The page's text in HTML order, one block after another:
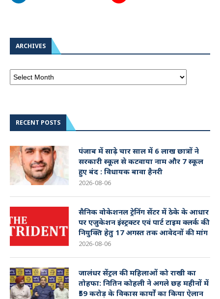
ARCHIVES
RECENT POSTS
पंजाब में साढ़े चार साल में 6 लाख छात्रों ने
सरकारी स्कूल से कटवाया नाम और 7 स्कूल
हुए बंद : विधायक बावा हैनरी
2026-08-06
सैनिक वोकेशनल ट्रेनिंग सेंटर में ठेके के आधार
पर एजुकेशन इंस्ट्रक्टर एवं पार्ट टाइम क्लर्क की
नियुक्ति हेतु 17 अगस्त तक आवेदनों की मांग
2026-08-06
जालंधर सेंट्रल की महिलाओं को राखी का
तोहफा: नितिन कोहली ने अगले छह महीनों में
₹59 करोड़ के विकास कार्यों का किया ऐलान